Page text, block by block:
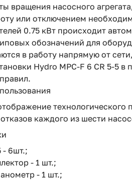
вращения насосного
или отключением
0.75 кВт происходит
обозначений для
в работу напрямую от
Hydro MPC-F 6 CR 5-5
технологического
каждого из шести
- 6шт.;
- 1 шт.;
- 1 шт.;